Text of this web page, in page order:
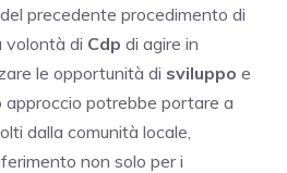
precedente procedimento di
volontà di Cdp di agire in
le opportunità di sviluppo e
approccio potrebbe portare a
dalla comunità locale,
non solo per i